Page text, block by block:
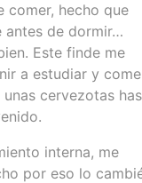
comer, hecho que
antes de dormir…
Este finde me
a estudiar y
cervezotas
interna, me
por eso lo